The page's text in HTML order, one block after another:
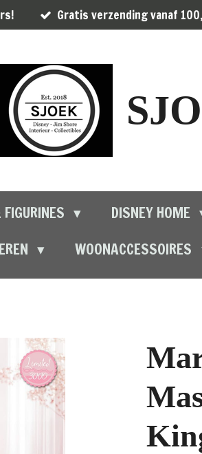
Gratis verzending vanaf
DISNEY HOME
WOONACCESSOIRES